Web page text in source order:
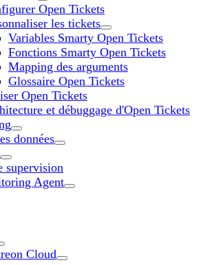
Open Tickets
les tickets
Variables Smarty Open Tickets
Fonctions Smarty Open Tickets
Mapping des arguments
Glossaire Open Tickets
Open Tickets
et débuggage d'Open Tickets
données
supervision
Agent
Cloud